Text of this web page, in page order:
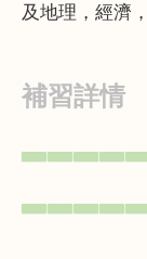
及地理，經濟，
補習詳情